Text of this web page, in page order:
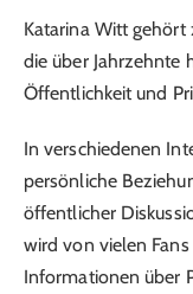
Katarina Witt gehört
die über Jahrzehnte
Öffentlichkeit und
In verschiedenen
persönliche
öffentlicher
wird von vielen
Informationen über